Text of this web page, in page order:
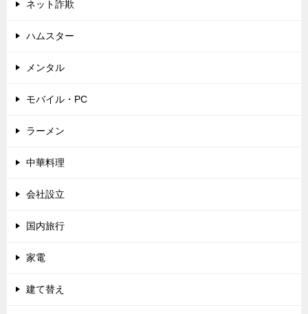
ネット詐欺
ハムスター
メンタル
モバイル・PC
ラーメン
中華料理
会社設立
国内旅行
家電
建て替え